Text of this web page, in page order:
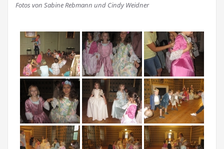
Fotos von Sabine Rebmann und Cindy Weidner